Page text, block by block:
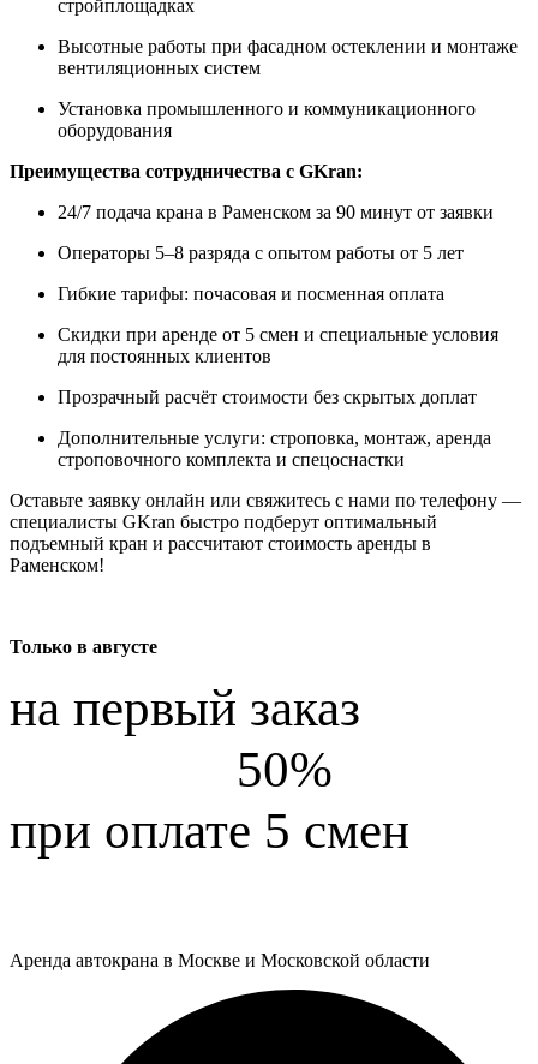
стройплощадках
Высотные работы при фасадном остеклении и монтаже
вентиляционных систем
Установка промышленного и коммуникационного
оборудования
Преимущества сотрудничества с GKran:
24/7 подача крана в Раменском за 90 минут от заявки
Операторы 5–8 разряда с опытом работы от 5 лет
Гибкие тарифы: почасовая и посменная оплата
Скидки при аренде от 5 смен и специальные условия
для постоянных клиентов
Прозрачный расчёт стоимости без скрытых доплат
Дополнительные услуги: строповка, монтаж, аренда
строповочного комплекта и спецоснастки
Оставьте заявку онлайн или свяжитесь с нами по телефону —
специалисты GKran быстро подберут оптимальный
подъемный кран и рассчитают стоимость аренды в
Раменском!
Только в августе
на первый заказ
50%
при оплате 5 смен
Аренда автокрана в Москве и Московской области